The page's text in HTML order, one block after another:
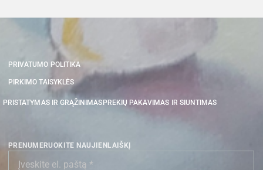
PRIVATUMO POLITIKA
PIRKIMO TAISYKLĖS
PRISTATYMAS IR GRĄŽINIMASPREKIŲ PAKAVIMAS IR SIUNTIMAS
PRENUMERUOKITE NAUJIENLAIŠKĮ